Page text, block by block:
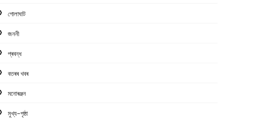
গোলাঘাট
জননী
প্ৰবন্ধ
বতৰৰ খবৰ
মনোৰঞ্জন
মুখ্য-পৃষ্ঠা